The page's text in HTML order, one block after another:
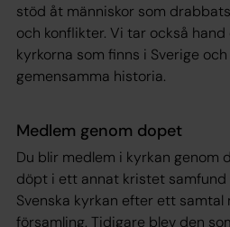
stöd åt människor som
och konflikter. Vi tar också
kyrkorna som finns i Sverige
gemensamma historia.
Medlem genom dopet
Du blir medlem i kyrkan genom
döpt i ett annat kristet samfund
Svenska kyrkan efter ett
församling. Tidigare blev den